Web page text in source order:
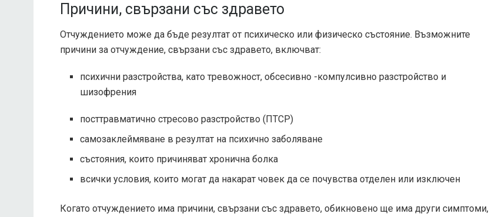
Причини, свързани със здравето
Отчуждението може да бъде резултат от психическо или физическо състояние. Възможните
причини за отчуждение, свързани със здравето, включват:
психични разстройства, като тревожност, обсесивно -компулсивно разстройство и
шизофрения
посттравматично стресово разстройство (ПТСР)
самозаклеймяване в резултат на психично заболяване
състояния, които причиняват хронична болка
всички условия, които могат да накарат човек да се почувства отделен или изключен
Когато отчуждението има причини, свързани със здравето, обикновено ще има други симптоми,